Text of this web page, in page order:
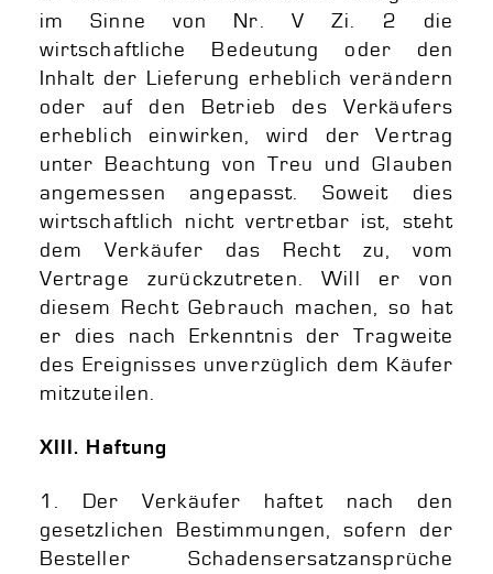
im Sinne von Nr. V Zi. 2 die
wirtschaftliche Bedeutung oder den
Inhalt der Lieferung erheblich verändern
oder auf den Betrieb des Verkäufers
erheblich einwirken, wird der Vertrag
unter Beachtung von Treu und Glauben
angemessen angepasst. Soweit dies
wirtschaftlich nicht vertretbar ist, steht
dem Verkäufer das Recht zu, vom
Vertrage zurückzutreten. Will er von
diesem Recht Gebrauch machen, so hat
er dies nach Erkenntnis der Tragweite
des Ereignisses unverzüglich dem Käufer
mitzuteilen.
XIII. Haftung
1. Der Verkäufer haftet nach den
gesetzlichen Bestimmungen, sofern der
Besteller Schadensersatzansprüche